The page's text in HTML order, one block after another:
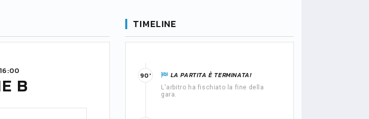
B
TIMELINE
LA PARTITA È TERMINATA!
L'arbitro ha fischiato la fine della
gara.
90'